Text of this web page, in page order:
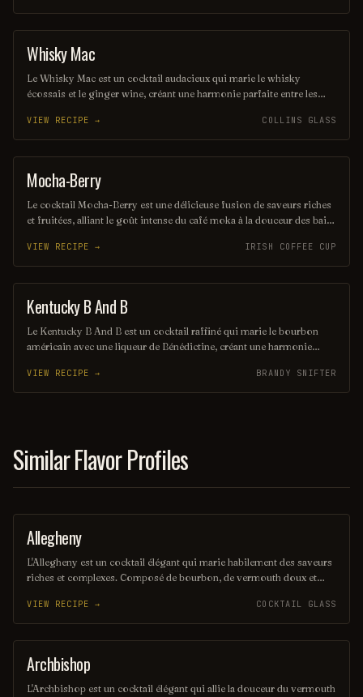
peut rehausser ses saveurs, ajoutant une dimension aromatique
unique.
ORDINARY DRINK
Whisky Mac
Le Whisky Mac est un cocktail audacieux qui marie le whisky
écossais et le ginger wine, créant une harmonie parfaite entre les
chaleureuse et réconfortante, idéale pour les amateurs de whisky. Ce
mélange simple mais savoureux est parfait pour une soirée entre
amis ou un moment de détente.
VIEW RECIPE → COLLINS GLASS
COFFEE / TEA
Mocha-Berry
Le cocktail Mocha-Berry est une délicieuse fusion de saveurs riches
et fruitées, alliant le goût intense du café moka à la douceur des baies
gourmande, parfaite pour les amateurs de cocktails innovants. Une
touche de crème légère couronne ce mélange savoureux, créant un
équilibre parfait entre café et fruits.
VIEW RECIPE → IRISH COFFEE CUP
ORDINARY DRINK
Kentucky B And B
Le Kentucky B And B est un cocktail raffiné qui marie le bourbon
américain avec une liqueur de Bénédictine, créant une harmonie
une expérience gustative riche et chaleureuse, idéale pour les
amateurs de spiritueux. Ce mélange emblématique évoque l'âme du
VIEW RECIPE → BRANDY SNIFTER
Similar Flavor Profiles
ORDINARY DRINK
Allegheny
L'Allegheny est un cocktail élégant qui marie habilement des saveurs
riches et complexes. Composé de bourbon, de vermouth doux et
réconfortante, parfaite pour les soirées entre amis. Sa présentation
raffinée en fait un choix idéal pour ceux qui apprécient les cocktails
classiques revisités.
VIEW RECIPE → COCKTAIL GLASS
ORDINARY DRINK
Archbishop
L'Archbishop est un cocktail élégant qui allie la douceur du vermouth